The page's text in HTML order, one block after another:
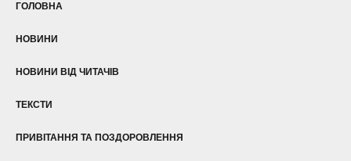
ГОЛОВНА
НОВИНИ
НОВИНИ ВІД ЧИТАЧІВ
ТЕКСТИ
ПРИВІТАННЯ ТА ПОЗДОРОВЛЕННЯ